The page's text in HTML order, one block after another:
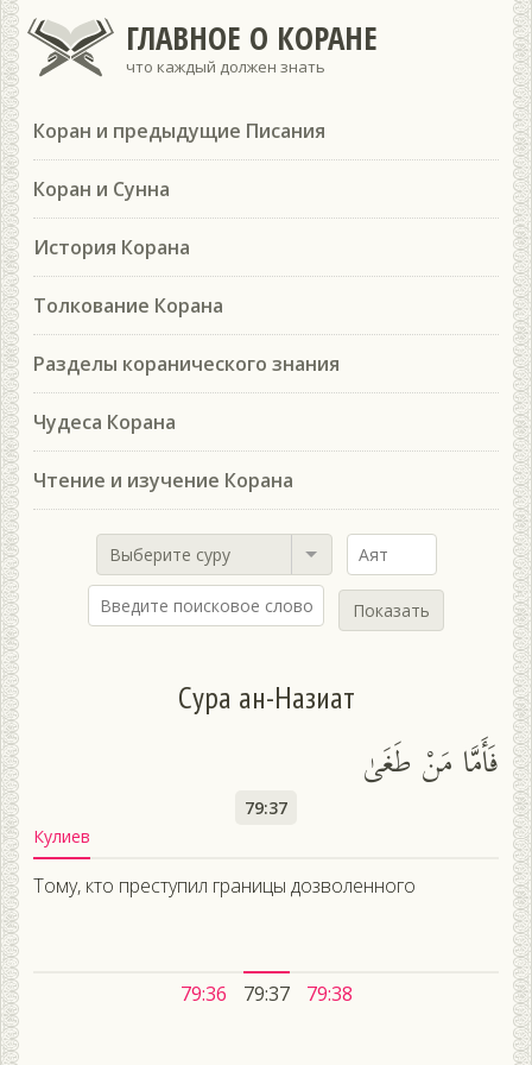
ГЛАВНОЕ О КОРАНЕ
что каждый должен знать
Коран и предыдущие Писания
Коран и Сунна
История Корана
Толкование Корана
Разделы коранического знания
Чудеса Корана
Чтение и изучение Корана
Выберите суру
Показать
Сура ан-Назиат
فَأَمَّا مَنْ طَغَىٰ
79:37
Кулиев
Тому, кто преступил границы дозволенного
79:36 79:37 79:38